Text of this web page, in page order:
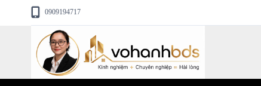
0909194717